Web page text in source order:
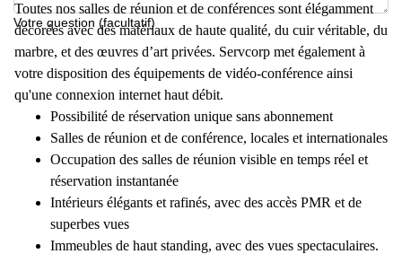
Votre question (facultatif)
Toutes nos salles de réunion et de conférences sont élégamment
décorées avec des matériaux de haute qualité, du cuir véritable, du
marbre, et des œuvres d’art privées. Servcorp met également à
votre disposition des équipements de vidéo-conférence ainsi
qu'une connexion internet haut débit.
Possibilité de réservation unique sans abonnement
Salles de réunion et de conférence, locales et internationales
Occupation des salles de réunion visible en temps réel et
réservation instantanée
Intérieurs élégants et rafinés, avec des accès PMR et de
superbes vues
Immeubles de haut standing, avec des vues spectaculaires.